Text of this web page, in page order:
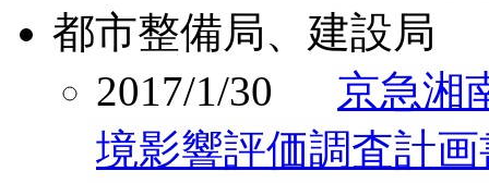
都市整備局、建設局
2017/1/30 京急湘
境影響評価調査計